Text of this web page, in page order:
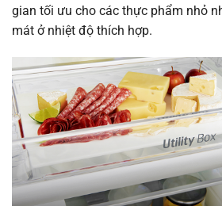
gian tối ưu cho các thực phẩm nhỏ
mát ở nhiệt độ thích hợp.